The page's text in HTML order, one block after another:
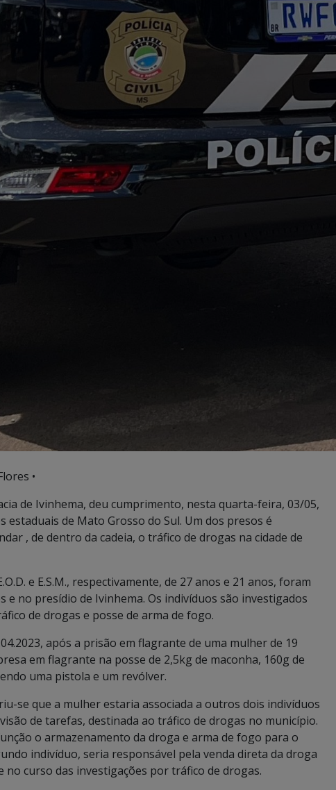
•
de Ivinhema, deu cumprimento, nesta quarta-feira, 03/05,
estaduais de Mato Grosso do Sul. Um dos presos é
, de dentro da cadeia, o tráfico de drogas na cidade de
e E.S.M., respectivamente, de 27 anos e 21 anos, foram
no presídio de Ivinhema. Os indivíduos são investigados
de drogas e posse de arma de fogo.
após a prisão em flagrante de uma mulher de 19
em flagrante na posse de 2,5kg de maconha, 160g de
uma pistola e um revólver.
se que a mulher estaria associada a outros dois indivíduos
de tarefas, destinada ao tráfico de drogas no município.
o armazenamento da droga e arma de fogo para o
indivíduo, seria responsável pela venda direta da droga
curso das investigações por tráfico de drogas.